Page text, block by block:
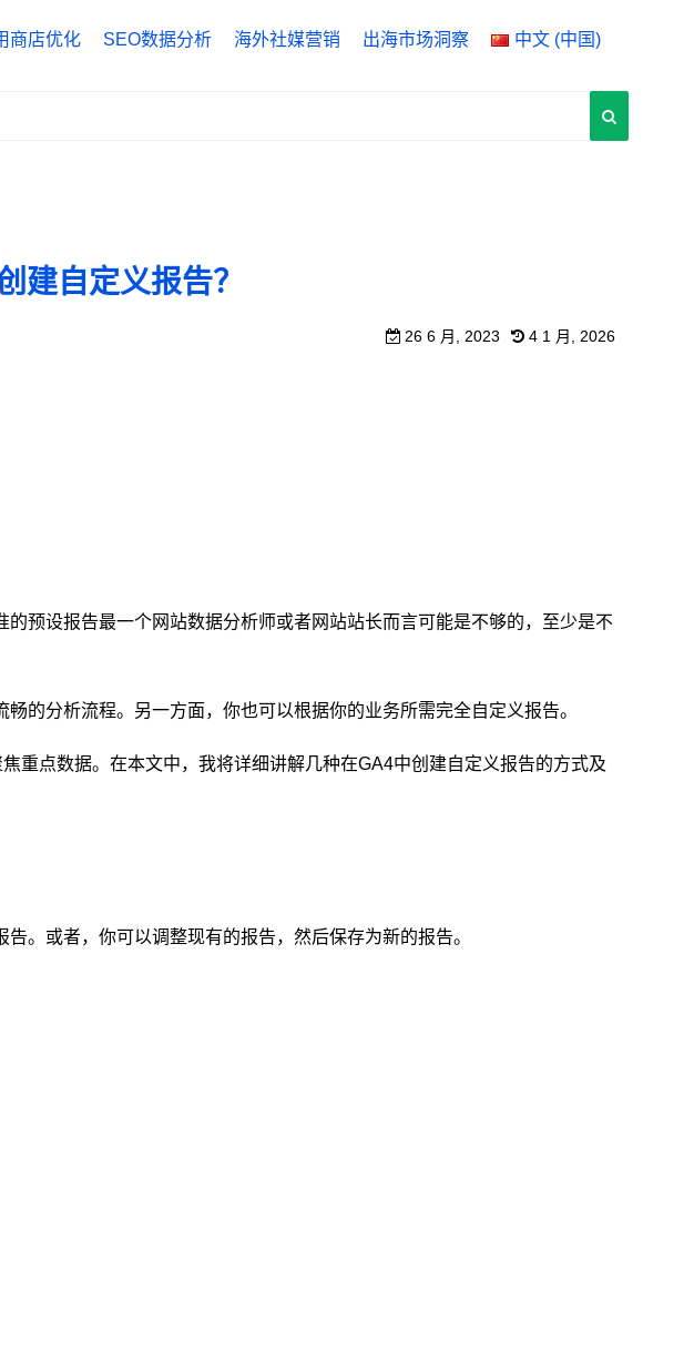
商店优化 SEO数据分析 海外社媒营销 出海市场洞察 中文 (中国)
中文 (中国)
建自定义报告？
26 6 月, 2023 4 1 月, 2026
预设报告最一个网站数据分析师或者网站站长而言可能是不够的，至少是不
的分析流程。另一方面，你也可以根据你的业务所需完全自定义报告。
重点数据。在本文中，我将详细讲解几种在GA4中创建自定义报告的方式及
。或者，你可以调整现有的报告，然后保存为新的报告。